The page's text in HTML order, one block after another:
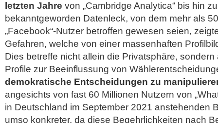
letzten Jahre von „Cambridge Analytica“ bis hin
bekanntgeworden Datenleck, von dem mehr als
„Facebook“-Nutzer betroffen gewesen seien,
Gefahren, welche von einer massenhaften
Dies betreffe nicht allein die Privatsphäre,
Profile zur Beeinflussung von
demokratische Entscheidungen zu
angesichts von fast 60 Millionen Nutzern von
in Deutschland im September 2021 anstehenden
umso konkreter, da diese Begehrlichkeiten nach